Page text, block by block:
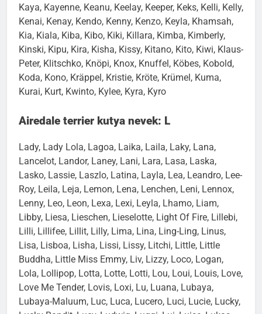
Katana, Katani, Käthe, Kathie, Kathy, Katie, Katze,
Kaya, Kayenne, Keanu, Keelay, Keeper, Keks, Kelli, Kelly,
Kenai, Kenay, Kendo, Kenny, Kenzo, Keyla, Khamsah,
Kia, Kiala, Kiba, Kibo, Kiki, Killara, Kimba, Kimberly,
Kinski, Kipu, Kira, Kisha, Kissy, Kitano, Kito, Kiwi, Klaus-
Peter, Klitschko, Knöpi, Knox, Knuffel, Köbes, Kobold,
Koda, Kono, Kräppel, Kristie, Kröte, Krümel, Kuma,
Lady, Lady Lola, Lagoa, Laika, Laila, Laky, Lana,
Lancelot, Landor, Laney, Lani, Lara, Lasa, Laska,
Lasko, Lassie, Laszlo, Latina, Layla, Lea, Leandro, Lee-
Roy, Leila, Leja, Lemon, Lena, Lenchen, Leni, Lennox,
Lenny, Leo, Leon, Lexa, Lexi, Leyla, Lhamo, Liam,
Libby, Liesa, Lieschen, Lieselotte, Light Of Fire, Lillebi,
Lilli, Lillifee, Lillit, Lilly, Lima, Lina, Ling-Ling, Linus,
Lisa, Lisboa, Lisha, Lissi, Lissy, Litchi, Little, Little
Buddha, Little Miss Emmy, Liv, Lizzy, Loco, Logan,
Lola, Lollipop, Lotta, Lotte, Lotti, Lou, Loui, Louis, Love,
Love Me Tender, Lovis, Loxi, Lu, Luana, Lubaya,